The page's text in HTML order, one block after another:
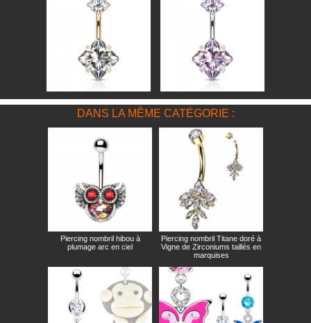
DANS LA MÊME CATÉGORIE :
Piercing nombril hibou à
plumage arc en ciel
Piercing nombril Titane doré à
Vigne de Zirconiums taillés en
marquises